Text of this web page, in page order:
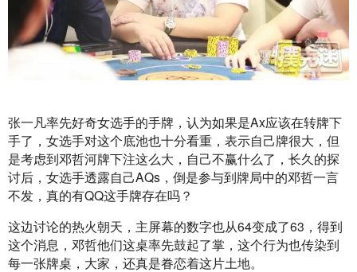
张一凡率先好奇女选手的手牌，认为如果是Ax应该在转牌下
手了，女选手对这个底池也十分看重，表示自己牌很大，但
是考虑到邓哲河牌下注这么大，自己不赢什么了，长久的探
讨后，女选手透露自己AQs，倒是参与到牌局中的邓哲一言
不发，真的有QQ这手牌存在吗？
这边讨论的热火朝天，主屏幕的数字也从64变成了63，得到
这个消息，邓哲他们这桌率先鼓起了掌，这个行为也传染到
每一张牌桌，大家，还真是眷恋着这片土地。